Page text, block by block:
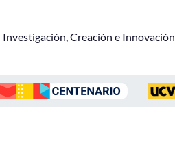
Investigación, Creación e Innovación